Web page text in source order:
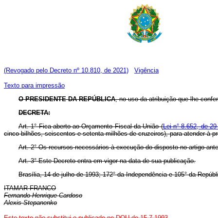
(Revogado pelo Decreto nº 10.810, de 2021) Vigência
Texto para impressão
O PRESIDENTE DA REPÚBLICA, no uso da atribuição que lhe
DECRETA:
Art. 1° Fica aberto ao Orçamento Fiscal da União (Lei n° 8.652, de
cinco bilhões, seiscentos e setenta milhões de cruzeiros), para atender à
Art. 2° Os recursos necessários à execução do disposto no artigo
Art. 3° Este Decreto entra em vigor na data de sua publicação.
Brasília, 14 de julho de 1993; 172° da Independência e 105° da
ITAMAR FRANCO
Fernando Henrique Cardoso
Alexis Stepanenko